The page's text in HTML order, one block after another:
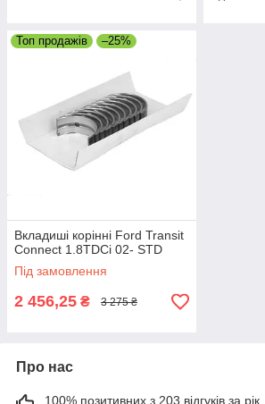
Топ продажів –25%
Вкладиші корінні Ford Transit
Connect 1.8TDCi 02- STD
Під замовлення
2 456,25 ₴ 3 275 ₴
Про нас
100% позитивних з 203 відгуків за рік